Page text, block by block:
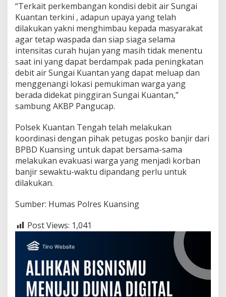
a
n
N
a
r
o
s
a
“Terkait perkembangan kondisi debit air Sungai
Kuantan terkini , adapun upaya yang telah
dilakukan yakni menghimbau kepada masyarakat
agar tetap waspada dan siap siaga selama
intensitas curah hujan yang masih tidak menentu
saat ini yang dapat berdampak pada peningkatan
debit air Sungai Kuantan yang dapat meluap dan
menggenangi lokasi pemukiman warga yang
berada didekat pinggiran Sungai Kuantan,”
sambung AKBP Pangucap.
Polsek Kuantan Tengah telah melakukan
koordinasi dengan pihak petugas posko banjir dari
BPBD Kuansing untuk dapat bersama-sama
melakukan evakuasi warga yang menjadi korban
banjir sewaktu-waktu dipandang perlu untuk
dilakukan.
Sumber: Humas Polres Kuansing
Post Views: 1,041